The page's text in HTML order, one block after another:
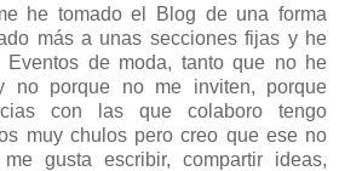
he tomado el Blog de una forma
más a unas secciones fijas y he
de moda, tanto que no he
no porque no me inviten, porque
con las que colaboro tengo
muy chulos pero creo que ese no
gusta escribir, compartir ideas,